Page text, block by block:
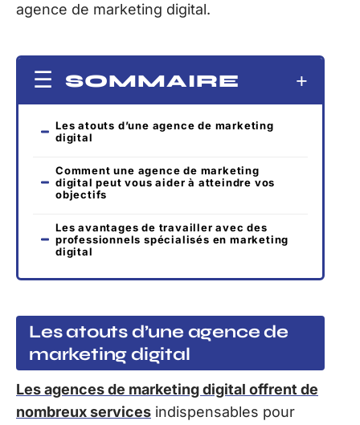
agence de marketing digital.
SOMMAIRE
Les atouts d’une agence de marketing
digital
Comment une agence de marketing
digital peut vous aider à atteindre vos
objectifs
Les avantages de travailler avec des
professionnels spécialisés en marketing
digital
Les atouts d’une agence de
marketing digital
Les agences de marketing digital offrent de
nombreux services indispensables pour